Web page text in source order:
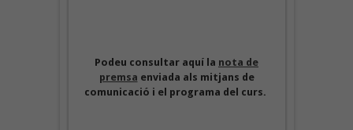
Podeu consultar aquí la nota de
premsa enviada als mitjans de
comunicació i el programa del curs.